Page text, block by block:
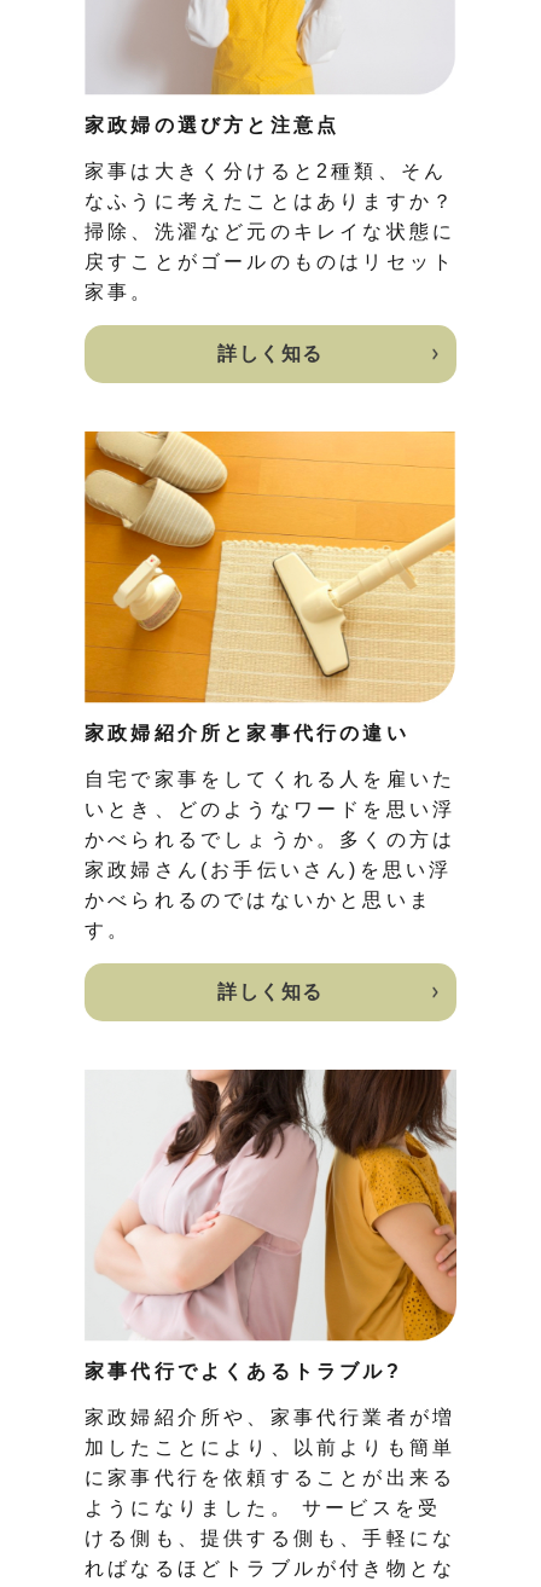
家政婦の選び方と注意点
家事は大きく分けると2種類、そん
なふうに考えたことはありますか？
掃除、洗濯など元のキレイな状態に
戻すことがゴールのものはリセット
家事。
詳しく知る
家政婦紹介所と家事代行の違い
自宅で家事をしてくれる人を雇いた
いとき、どのようなワードを思い浮
かべられるでしょうか。多くの方は
家政婦さん(お手伝いさん)を思い浮
かべられるのではないかと思いま
す。
詳しく知る
家事代行でよくあるトラブル?
家政婦紹介所や、家事代行業者が増
加したことにより、以前よりも簡単
に家事代行を依頼することが出来る
ようになりました。 サービスを受
ける側も、提供する側も、手軽にな
ればなるほどトラブルが付き物とな